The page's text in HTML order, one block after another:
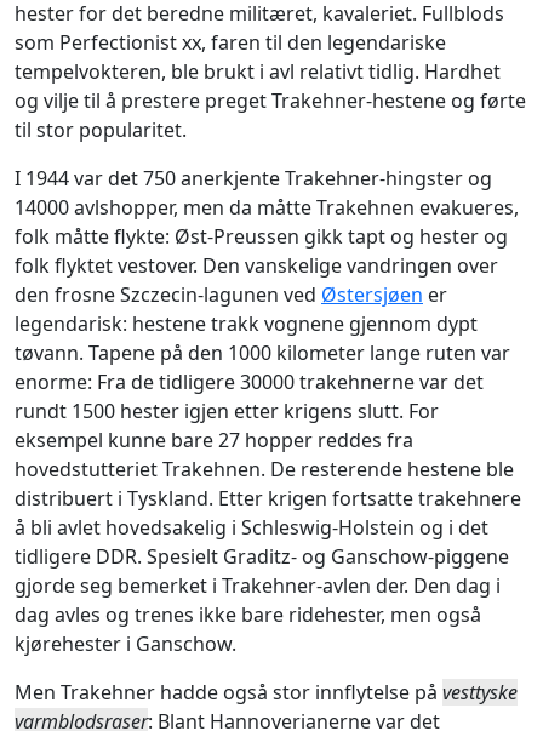
hester for det beredne militæret, kavaleriet. Fullblods
som Perfectionist xx, faren til den legendariske
tempelvokteren, ble brukt i avl relativt tidlig. Hardhet
og vilje til å prestere preget Trakehner-hestene og førte
til stor popularitet.
I 1944 var det 750 anerkjente Trakehner-hingster og
14000 avlshopper, men da måtte Trakehnen evakueres,
folk måtte flykte: Øst-Preussen gikk tapt og hester og
folk flyktet vestover. Den vanskelige vandringen over
den frosne Szczecin-lagunen ved Østersjøen er
legendarisk: hestene trakk vognene gjennom dypt
tøvann. Tapene på den 1000 kilometer lange ruten var
enorme: Fra de tidligere 30000 trakehnerne var det
rundt 1500 hester igjen etter krigens slutt. For
eksempel kunne bare 27 hopper reddes fra
hovedstutteriet Trakehnen. De resterende hestene ble
distribuert i Tyskland. Etter krigen fortsatte trakehnere
å bli avlet hovedsakelig i Schleswig-Holstein og i det
tidligere DDR. Spesielt Graditz- og Ganschow-piggene
gjorde seg bemerket i Trakehner-avlen der. Den dag i
dag avles og trenes ikke bare ridehester, men også
kjørehester i Ganschow.
Men Trakehner hadde også stor innflytelse på vesttyske
varmblodsraser: Blant Hannoverianerne var det